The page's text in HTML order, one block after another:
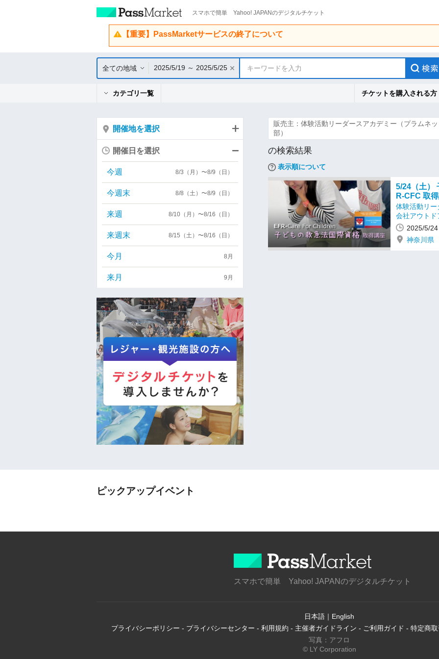
スマホで簡単 Yahoo! JAPANのデジタルチケット
【重要】PassMarketサービスの終了について
全ての地域 2025/5/19 ～ 2025/5/25 キーワードを入力
カテゴリ一覧 チケットを購入される方
販売主：体験活動リーダースアカデミー（プラムネ
部）
の検索結果
表示順について
5/24（土）
R-CFC 取
体験活動リ
会社アウトド
2025/5/24
神奈川県
開催地を選択
開催日を選択
今週 8/3（月）〜8/9（日）
今週末 8/8（土）〜8/9（日）
来週 8/10（月）〜8/16（日）
来週末 8/15（土）〜8/16（日）
今月 8月
来月 9月
ピックアップイベント
スマホで簡単 Yahoo! JAPANのデジタルチケット
日本語 ｜ English
プライバシーポリシー - プライバシーセンター - 利用規約 - 主催者ガイドライン - ご利用ガイド - 特定商
写真：アフロ
© LY Corporation